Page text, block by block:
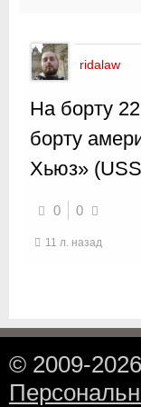
ridalaw
На борту
борту
Хьюз»
0 0
11 л. назад
© 2009-2026